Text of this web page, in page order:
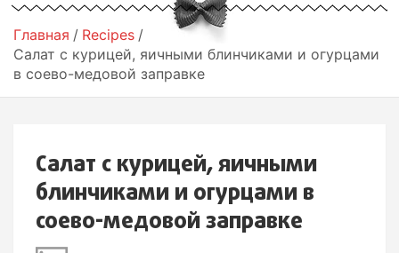
Главная
Recipes
Салат с курицей, яичными блинчиками и огурцами
в соево-медовой заправке
Салат с курицей, яичными
блинчиками и огурцами в
соево-медовой заправке